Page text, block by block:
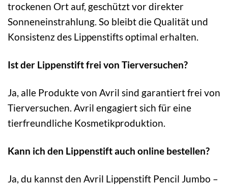
trockenen Ort auf, geschützt vor direkter
Sonneneinstrahlung. So bleibt die Qualität und
Konsistenz des Lippenstifts optimal erhalten.
Ist der Lippenstift frei von Tierversuchen?
Ja, alle Produkte von Avril sind garantiert frei von
Tierversuchen. Avril engagiert sich für eine
tierfreundliche Kosmetikproduktion.
Kann ich den Lippenstift auch online bestellen?
Ja, du kannst den Avril Lippenstift Pencil Jumbo –